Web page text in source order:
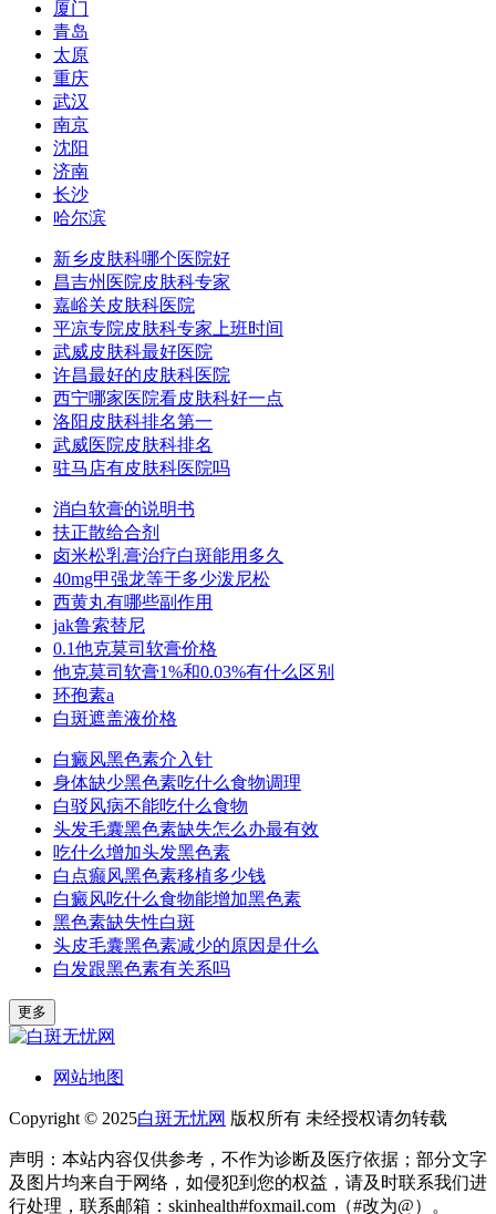
厦门
青岛
太原
重庆
武汉
南京
沈阳
济南
长沙
哈尔滨
新乡皮肤科哪个医院好
昌吉州医院皮肤科专家
嘉峪关皮肤科医院
平凉专院皮肤科专家上班时间
武威皮肤科最好医院
许昌最好的皮肤科医院
西宁哪家医院看皮肤科好一点
洛阳皮肤科排名第一
武威医院皮肤科排名
驻马店有皮肤科医院吗
消白软膏的说明书
扶正散给合剂
卤米松乳膏治疗白斑能用多久
40mg甲强龙等于多少泼尼松
西黄丸有哪些副作用
jak鲁索替尼
0.1他克莫司软膏价格
他克莫司软膏1%和0.03%有什么区别
环孢素a
白斑遮盖液价格
白癜风黑色素介入针
身体缺少黑色素吃什么食物调理
白驳风病不能吃什么食物
头发毛囊黑色素缺失怎么办最有效
吃什么增加头发黑色素
白点癫风黑色素移植多少钱
白癜风吃什么食物能增加黑色素
黑色素缺失性白斑
头皮毛囊黑色素减少的原因是什么
白发跟黑色素有关系吗
更多
网站地图
Copyright © 2025白斑无忧网 版权所有 未经授权请勿转载
声明：本站内容仅供参考，不作为诊断及医疗依据；部分文字
及图片均来自于网络，如侵犯到您的权益，请及时联系我们进
行处理，联系邮箱：skinhealth#foxmail.com（#改为@）。